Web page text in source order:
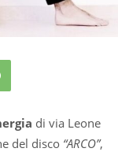
di via Leone
del disco “ARCO”,